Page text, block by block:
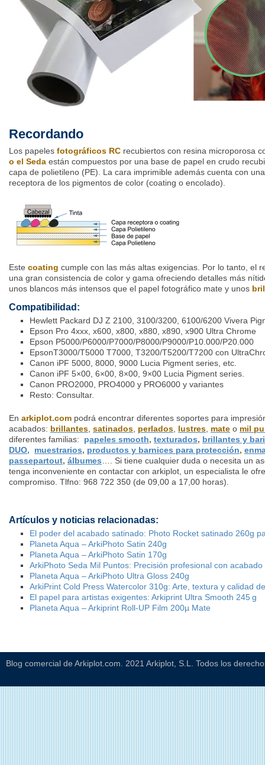
Recordando
Los papeles fotográficos RC recubiertos con resina microporosa
o el Seda están compuestos por una base de papel en crudo
capa de polietileno (PE). La cara imprimible además cuenta con
receptora de los pigmentos de color (coating o encolado).
Este coating cumple con las más altas exigencias. Por lo tanto, el
una gran consistencia de color y gama ofreciendo detalles más
unos blancos más intensos que el papel fotográfico mate y unos
Compatibilidad:
Hewlett Packard DJ Z 2100, 3100/3200, 6100/6200 Vivera
Epson Pro 4xxx, x600, x800, x880, x890, x900 Ultra Chrome
Epson P5000/P6000/P7000/P8000/P9000/P10.000/P20.000
EpsonT3000/T5000 T7000, T3200/T5200/T7200 con
Canon iPF 5000, 8000, 9000 Lucia Pigment series, etc.
Canon iPF 5×00, 6×00, 8×00, 9×00 Lucia Pigment series.
Canon PRO2000, PRO4000 y PRO6000 y variantes
Resto: Consultar.
En arkiplot.com podrá encontrar diferentes soportes para
acabados: brillantes satinados perlados lustres mate o mil
diferentes familias: papeles smooth, texturados, brillantes y
DUO, muestrarios, productos y barnices para protección,
passepartout, álbumes …. Si tiene cualquier duda o necesita un
tenga inconveniente en contactar con arkiplot, un especialista le
compromiso. Tlfno: 968 722 350 (de 09,00 a 17,00 horas).
Artículos y noticias relacionadas:
El poder del acabado satinado: Photo Rocket satinado 260g
Planeta Aqua – ArkiPhoto Satin 240g
Planeta Aqua – ArkiPhoto Satin 170g
ArkiPhoto Seda Mil Puntos: Precisión profesional con
Planeta Aqua – ArkiPhoto Ultra Gloss 240g
ArkiPrint Cold Press Watercolor 310g: Arte, textura y calidad
El papel para artistas exigentes: Arkiprint Ultra Smooth 245 g
Planeta Aqua – Arkiprint Roll-UP Film 200µ Mate
Blog comercial de Arkiplot.com. 2021 Arkiplot, S.L. Todos los